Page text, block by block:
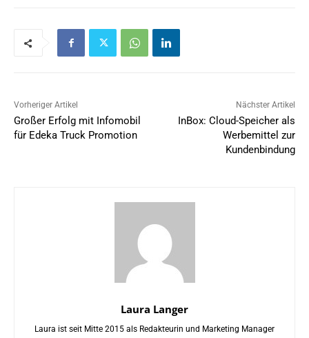
Vorheriger Artikel
Großer Erfolg mit Infomobil
für Edeka Truck Promotion
Nächster Artikel
InBox: Cloud-Speicher als
Werbemittel zur
Kundenbindung
Laura Langer
Laura ist seit Mitte 2015 als Redakteurin und Marketing Manager